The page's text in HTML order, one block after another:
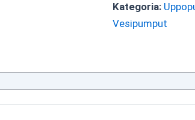
Kategoria:
Vesipumput